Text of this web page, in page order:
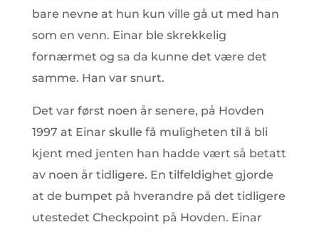
bare nevne at hun kun ville gå ut med han
som en venn. Einar ble skrekkelig
fornærmet og sa da kunne det være det
samme. Han var snurt.
Det var først noen år senere, på Hovden
1997 at Einar skulle få muligheten til å bli
kjent med jenten han hadde vært så betatt
av noen år tidligere. En tilfeldighet gjorde
at de bumpet på hverandre på det tidligere
utestedet Checkpoint på Hovden. Einar